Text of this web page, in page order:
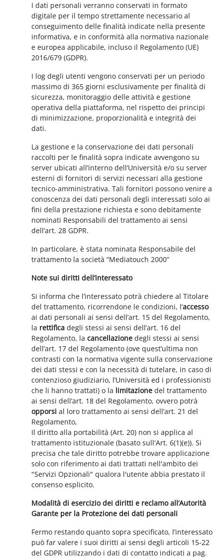
I dati personali verranno conservati in formato
digitale per il tempo strettamente necessario al
conseguimento delle finalità indicate nella presente
informativa, e in conformità alla normativa nazionale
e europea applicabile, incluso il Regolamento (UE)
2016/679 (GDPR).
I log degli utenti vengono conservati per un periodo
massimo di 365 giorni esclusivamente per finalità di
sicurezza, monitoraggio delle attività e gestione
operativa della piattaforma, nel rispetto dei principi
di minimizzazione, proporzionalità e integrità dei
dati.
La gestione e la conservazione dei dati personali
raccolti per le finalità sopra indicate avvengono su
server ubicati all’interno dell’Università e/o su server
esterni di fornitori di servizi necessari alla gestione
tecnico-amministrativa. Tali fornitori possono venire a
conoscenza dei dati personali degli interessati solo ai
fini della prestazione richiesta e sono debitamente
nominati Responsabili del trattamento ai sensi
dell’art. 28 GDPR.
In particolare, è stata nominata Responsabile del
trattamento la società “Mediatouch 2000”
Note sui diritti dell’interessato
Si informa che l’interessato potrà chiedere al Titolare
del trattamento, ricorrendone le condizioni, l’accesso
ai dati personali ai sensi dell’art. 15 del Regolamento,
la rettificadegli stessi ai sensi dell’art. 16 del
Regolamento, lacancellazione degli stessi ai sensi
dell’art. 17 del Regolamento (ove quest’ultima non
contrasti con la normativa vigente sulla conservazione
dei dati stessi e con la necessità di tutelare, in caso di
contenzioso giudiziario, l’Università ed i professionisti
che li hanno trattati) o la limitazione del trattamento
ai sensi dell’art. 18 del Regolamento, ovvero potrà
opporsi al loro trattamento ai sensi dell’art. 21 del
Regolamento,
Il diritto alla portabilità (Art. 20) non si applica al
trattamento istituzionale (basato sull'Art. 6(1)(e)). Si
precisa che tale diritto potrebbe trovare applicazione
solo con riferimento ai dati trattati nell'ambito dei
"Servizi Opzionali" qualora l'utente abbia prestato il
consenso esplicito.
Modalità di esercizio dei diritti e reclamo all’Autorità
Garante per la Protezione dei dati personali
Fermo restando quanto sopra specificato, l’interessato
può far valere i suoi diritti ai sensi degli articoli 15-22
del GDPR utilizzando i dati di contatto indicati a pag.